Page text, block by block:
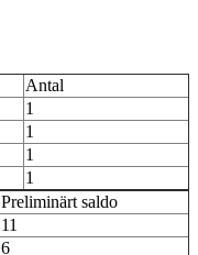
Antal
1
1
1
1
Preliminärt saldo
11
6